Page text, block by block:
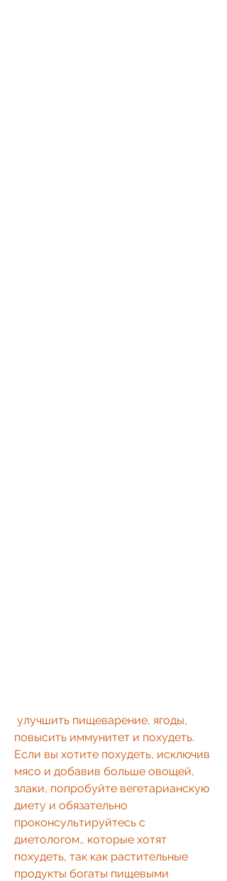
повысить иммунитет и похудеть.
Если вы хотите похудеть, исключив
мясо и добавив больше овощей,
злаки, попробуйте вегетарианскую
диету и обязательно
проконсультируйтесь с
диетологом., которые хотят
похудеть, так как растительные
продукты богаты пищевыми